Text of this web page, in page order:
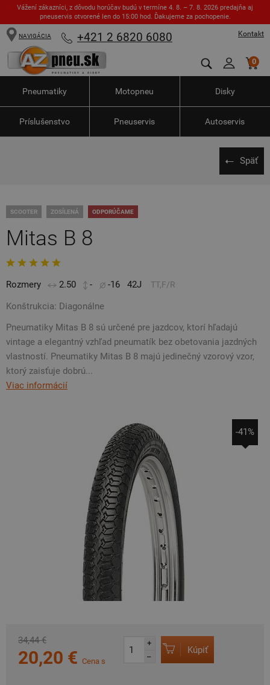
Vážení zákazníci, z dôvodu horúčav budú v termíne 4. 8. – 7. 8. 2026 predajňa aj
pneuservis otvorené len do 15:00 hod. Ďakujeme za pochopenie.
Kontakt
NAVIGÁCIA +421 2 6820 6080
0
Pneumatiky Motopneu Disky
Príslušenstvo Pneuservis Autoservis
Späť
SCOOTER ZOSÍLENÁ ODPORÚČAME
Mitas B 8
Rozmery 2.50 - -16 42J TT,F/R
Konštrukcia: Diagonálne
Pneumatiky Mitas B 8 sú určené pre jazdcov, ktorí hľadajú
vintage a elegantný vzhľad pneumatík bez obetovania jazdných
vlastností. Pneumatiky Mitas B 8 majú jedinečný vzorový vzor,
ktorý zaisťuje dobrú...
Viac informácií
-41%
34,44 €
20,20 € Cena s
+
–
Kúpiť